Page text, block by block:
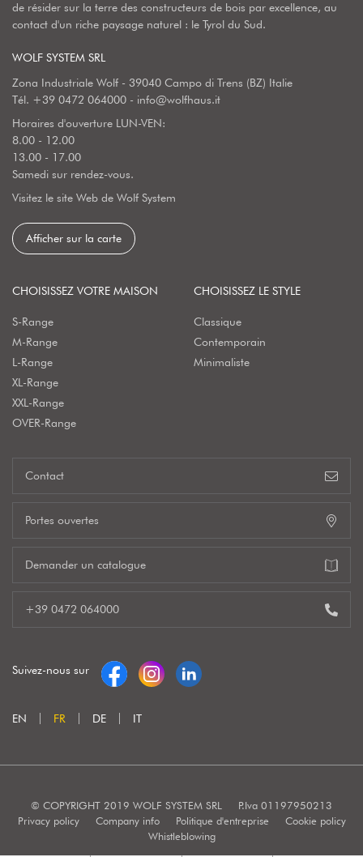
de résider sur la terre des constructeurs de bois par excellence, au
contact d'un riche paysage naturel : le Tyrol du Sud.
WOLF SYSTEM SRL
Zona Industriale Wolf - 39040 Campo di Trens (BZ) Italie
Tél. +39 0472 064000 - info@wolfhaus.it
Horaires d'ouverture LUN-VEN:
8.00 - 12.00
13.00 - 17.00
Samedi sur rendez-vous.
Visitez le site Web de Wolf System
Afficher sur la carte
CHOISISSEZ VOTRE MAISON
S-Range
M-Range
L-Range
XL-Range
XXL-Range
OVER-Range
CHOISISSEZ LE STYLE
Classique
Contemporain
Minimaliste
Contact
Portes ouvertes
Demander un catalogue
+39 0472 064000
Suivez-nous sur
EN FR DE IT
© COPYRIGHT 2019 WOLF SYSTEM SRL
P.Iva 01197950213
Privacy policy
Company info Politique d'entreprise
Cookie policy
Whistleblowing